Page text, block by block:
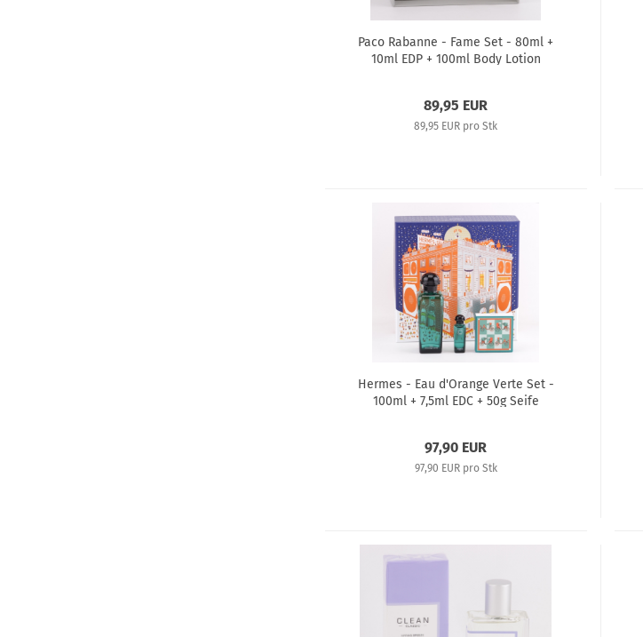
Paco Rabanne - Fame Set - 80ml +
10ml EDP + 100ml Body Lotion
89,95 EUR
89,95 EUR pro Stk
Hermes - Eau d'Orange Verte Set -
100ml + 7,5ml EDC + 50g Seife
97,90 EUR
97,90 EUR pro Stk